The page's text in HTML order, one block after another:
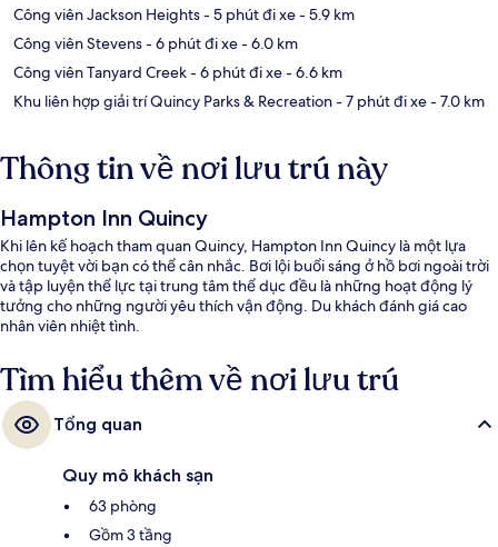
Công viên Jackson Heights- 5 phút đi xe- 5.9 km
Công viên Stevens- 6 phút đi xe- 6.0 km
Công viên Tanyard Creek- 6 phút đi xe- 6.6 km
Khu liên hợp giải trí Quincy Parks & Recreation- 7 phút đi xe- 7.0 km
Thông tin về nơi lưu trú này
Hampton Inn Quincy
Khi lên kế hoạch tham quan Quincy, Hampton Inn Quincy là một lựa
chọn tuyệt vời bạn có thể cân nhắc. Bơi lội buổi sáng ở hồ bơi ngoài trời
và tập luyện thể lực tại trung tâm thể dục đều là những hoạt động lý
tưởng cho những người yêu thích vận động. Du khách đánh giá cao
nhân viên nhiệt tình.
Tìm hiểu thêm về nơi lưu trú
Tổng quan
Quy mô khách sạn
63 phòng
Gồm 3 tầng